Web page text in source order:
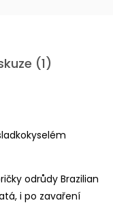
(1)
odrůdy Brazilian
i po zavaření